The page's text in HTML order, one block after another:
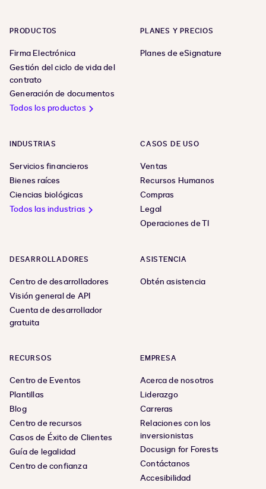
PRODUCTOS
Firma Electrónica
Gestión del ciclo de vida del
contrato
Generación de documentos
Todos los productos
PLANES Y PRECIOS
Planes de eSignature
INDUSTRIAS
Servicios financieros
Bienes raíces
Ciencias biológicas
Todos las industrias
CASOS DE USO
Ventas
Recursos Humanos
Compras
Legal
Operaciones de TI
DESARROLLADORES
Centro de desarrolladores
Visión general de API
Cuenta de desarrollador
gratuita
ASISTENCIA
Obtén asistencia
RECURSOS
Centro de Eventos
Plantillas
Blog
Centro de recursos
Casos de Éxito de Clientes
Guía de legalidad
Centro de confianza
EMPRESA
Acerca de nosotros
Liderazgo
Carreras
Relaciones con los
inversionistas
Docusign for Forests
Contáctanos
Accesibilidad